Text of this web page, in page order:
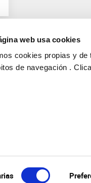
web usa cookies
cookies propias y
de navegación .